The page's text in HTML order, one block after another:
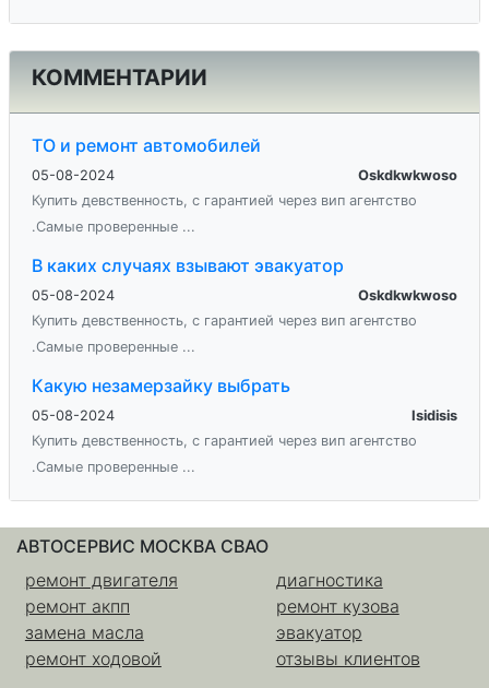
КОММЕНТАРИИ
ТО и ремонт автомобилей
05-08-2024
Oskdkwkwoso
Купить девственность, с гарантией через вип агентство
.Самые проверенные ...
В каких случаях взывают эвакуатор
05-08-2024
Oskdkwkwoso
Купить девственность, с гарантией через вип агентство
.Самые проверенные ...
Какую незамерзайку выбрать
05-08-2024
Isidisis
Купить девственность, с гарантией через вип агентство
.Самые проверенные ...
АВТОСЕРВИС МОСКВА СВАО
ремонт двигателя
ремонт акпп
замена масла
ремонт ходовой
диагностика
ремонт кузова
эвакуатор
отзывы клиентов